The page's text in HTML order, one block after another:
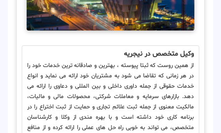
وکیل متخصص در نیجریه
از همین روست که ثبتا پیوسته ، بهترین و صادقانه ترین خدمات خود را
در هر زمانی که تقاضا می شود به مشتریان خود ارائه می نماید و انواع
خدمات حقوقی از جمله داوری داخلی و بین المللی و دعاوی را ارائه می
دهد. بازارهای سرمایه و معاملات شرکتی، محصولات مالی و مالیات،
مالکیت معنوی از جمله ثبت علائم تجاری و حمایت از ثبت اختراع را در
برنامه کاری خود داشته است و با بهره مندی از وکلا و کارشناسان
متخصص، می تواند به خوبی راه حل های عملی را ارائه کرده و از منافع